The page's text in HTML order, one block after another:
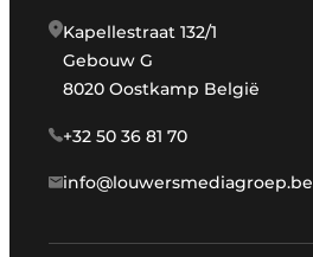
Kapellestraat 132/1
Gebouw G
8020 Oostkamp België
+32 50 36 81 70
info@louwersmediagroep.be